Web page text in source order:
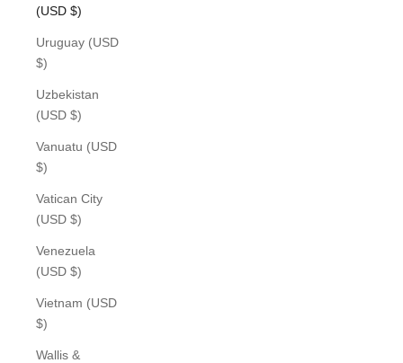
(USD $)
Uruguay (USD
$)
Uzbekistan
(USD $)
Vanuatu (USD
$)
Vatican City
(USD $)
Venezuela
(USD $)
Vietnam (USD
$)
Wallis &